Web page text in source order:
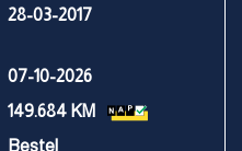
28-03-2017
07-10-2026
149.684 KM
Bestel